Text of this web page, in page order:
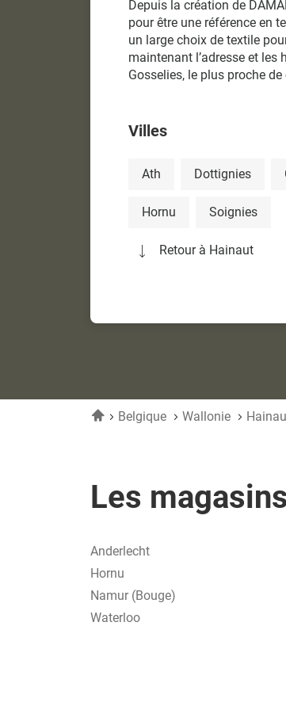
Depuis la création de
pour être une référence en
un large choix de textile
maintenant l’adresse et les
Gosselies, le plus proche de
Villes
Ath Dottignies
Hornu Soignies
Retour à Hainaut
AccueilBelgique Wallonie
Les
Anderlecht
Hornu
Namur (bouge)
Waterloo